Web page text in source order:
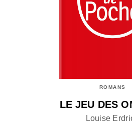
ROMANS
LE JEU DES
Louise